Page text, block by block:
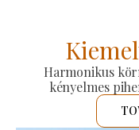
Harmonikus
kényelmes